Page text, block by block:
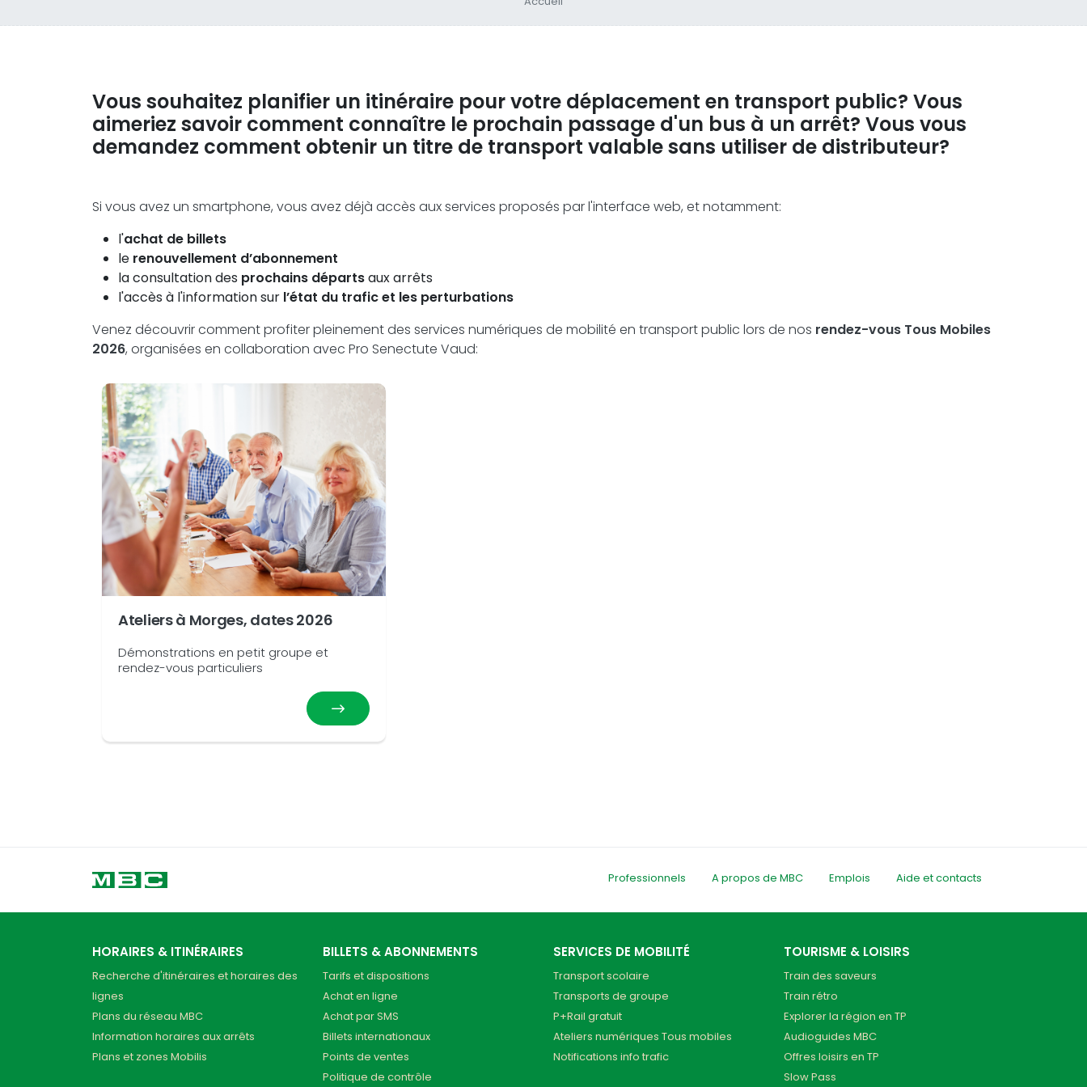
Vous souhaitez planifier un itinéraire pour votre déplacement en transport public? Vous
aimeriez savoir comment connaître le prochain passage d'un bus à un arrêt? Vous vous
demandez comment obtenir un titre de transport valable sans utiliser de distributeur?
Si vous avez un smartphone, vous avez déjà accès aux services proposés par l'interface web, et notamment:
l'achat de billets
le renouvellement d’abonnement
la consultation des prochains départsaux arrêts
l'accès à l'information sur l’état du trafic et les perturbations
Venez découvrir comment profiter pleinement des services numériques de mobilité en transport public lors de nos rendez-vous Tous Mobiles
2026, organisées en collaboration avec Pro Senectute Vaud:
Ateliers à Morges, dates 2026
Démonstrations en petit groupe et
rendez-vous particuliers
Professionnels A propos de MBC Emplois Aide et contacts
HORAIRES & ITINÉRAIRES
Recherche d'itinéraires et horaires des
lignes
Plans du réseau MBC
Information horaires aux arrêts
Plans et zones Mobilis
BILLETS & ABONNEMENTS
Tarifs et dispositions
Achat en ligne
Achat par SMS
Billets internationaux
Points de ventes
Politique de contrôle
SERVICES DE MOBILITÉ
Transport scolaire
Transports de groupe
P+Rail gratuit
Ateliers numériques Tous mobiles
Notifications info trafic
TOURISME & LOISIRS
Train des saveurs
Train rétro
Explorer la région en TP
Audioguides MBC
Offres loisirs en TP
Slow Pass